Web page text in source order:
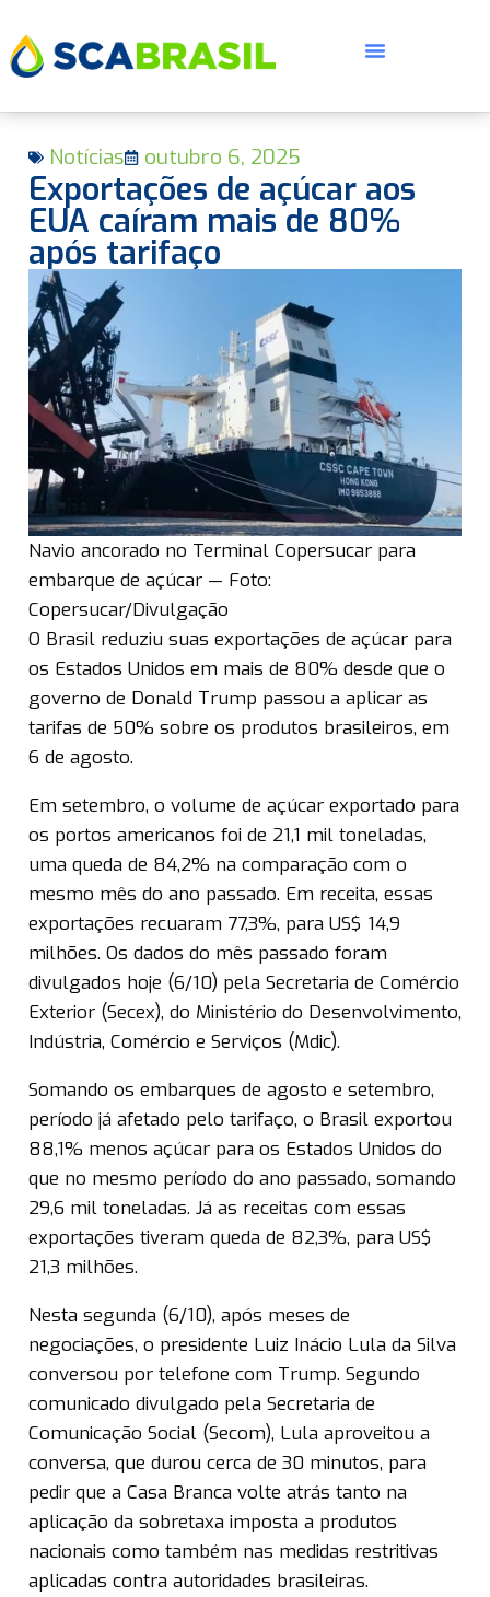
Notícias outubro 6, 2025
Exportações de açúcar aos
EUA caíram mais de 80%
após tarifaço
Navio ancorado no Terminal Copersucar para
embarque de açúcar — Foto:
Copersucar/Divulgação
O Brasil reduziu suas exportações de açúcar para
os Estados Unidos em mais de 80% desde que o
governo de Donald Trump passou a aplicar as
tarifas de 50% sobre os produtos brasileiros, em
6 de agosto.
Em setembro, o volume de açúcar exportado para
os portos americanos foi de 21,1 mil toneladas,
uma queda de 84,2% na comparação com o
mesmo mês do ano passado. Em receita, essas
exportações recuaram 77,3%, para US$ 14,9
milhões. Os dados do mês passado foram
divulgados hoje (6/10) pela Secretaria de Comércio
Exterior (Secex), do Ministério do Desenvolvimento,
Indústria, Comércio e Serviços (Mdic).
Somando os embarques de agosto e setembro,
período já afetado pelo tarifaço, o Brasil exportou
88,1% menos açúcar para os Estados Unidos do
que no mesmo período do ano passado, somando
29,6 mil toneladas. Já as receitas com essas
exportações tiveram queda de 82,3%, para US$
21,3 milhões.
Nesta segunda (6/10), após meses de
negociações, o presidente Luiz Inácio Lula da Silva
conversou por telefone com Trump. Segundo
comunicado divulgado pela Secretaria de
Comunicação Social (Secom), Lula aproveitou a
conversa, que durou cerca de 30 minutos, para
pedir que a Casa Branca volte atrás tanto na
aplicação da sobretaxa imposta a produtos
nacionais como também nas medidas restritivas
aplicadas contra autoridades brasileiras.